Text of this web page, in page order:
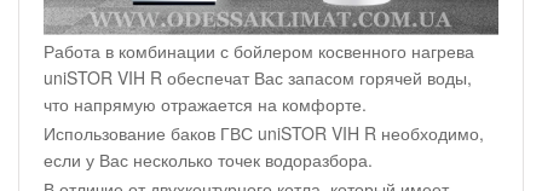
Работа в комбинации с бойлером косвенного нагрева
uniSTOR VIH R обеспечат Вас запасом горячей воды,
что напрямую отражается на комфорте.
Использование баков ГВС uniSTOR VIH R необходимо,
если у Вас несколько точек водоразбора.